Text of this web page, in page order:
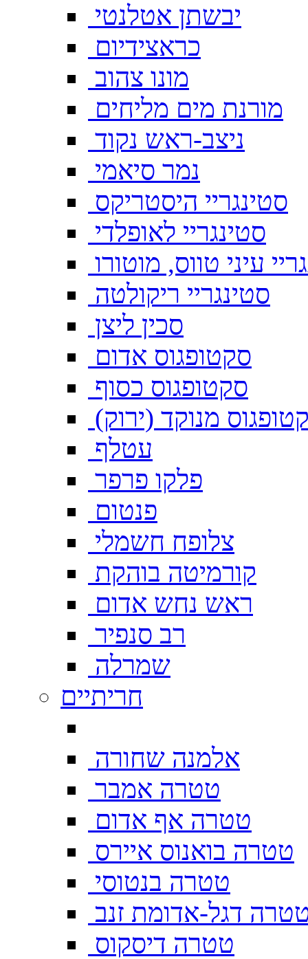
יבשתן אטלנטי
כראצידיום
מונו צהוב
מורנת מים מליחים
ניצב-ראש נקוד
נמר סיאמי
סטינגריי היסטריקס
סטינגריי לאופלדי
עיני טווס, מוטורו
סטינגריי ריקולטה
סכין ליצן
סקטופגוס אדום
סקטופגוס כסוף
מנוקד (ירוק)
עטלף
פלקו פרפר
פנטום
צלופח חשמלי
קורמיטה בוהקת
ראש נחש אדום
רב סנפיר
שמרלה
חריתיים
אלמנה שחורה
טטרה אמבר
טטרה אף אדום
טטרה בואנוס איירס
טטרה בנטוסי
דגל-אדומת זנב
טטרה דיסקוס